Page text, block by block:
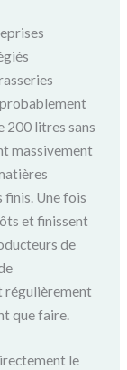
200 litres sans
massivement
finis. Une fois
et finissent
de
régulièrement
que faire.
le